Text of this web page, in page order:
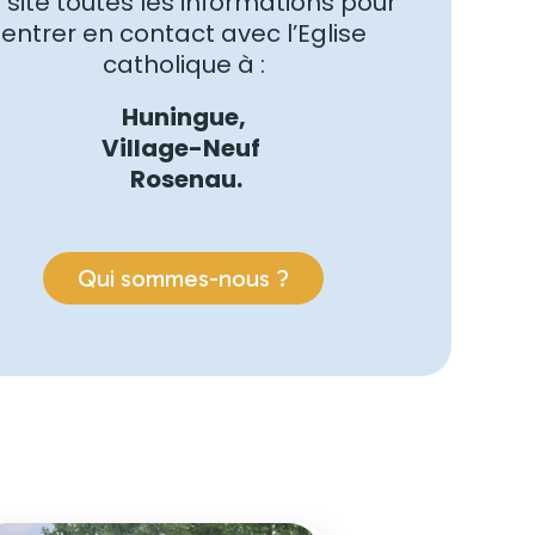
entrer en contact avec l’Eglise
catholique à :
Huningue,
Village-Neuf
Rosenau.
Qui sommes-nous ?